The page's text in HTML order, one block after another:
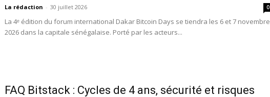
La rédaction - 30 juillet 2026 0
La 4ᵉ édition du forum international Dakar Bitcoin Days se tiendra les 6 et 7 novembre
2026 dans la capitale sénégalaise. Porté par les acteurs...
FAQ Bitstack : Cycles de 4 ans, sécurité et risques